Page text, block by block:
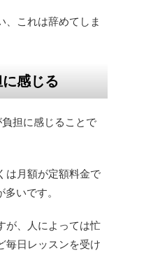
、これは辞めてしま
感じる
担に感じることで
は月額が定額料金で
いです。
が、人によっては忙
毎日レッスンを受け